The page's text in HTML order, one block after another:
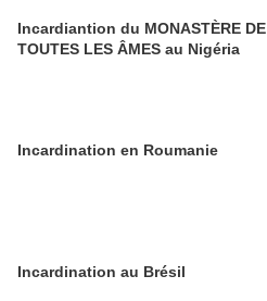
Incardiantion du MONASTÈRE DE
TOUTES LES ÂMES au Nigéria
Incardination en Roumanie
Incardination au Brésil